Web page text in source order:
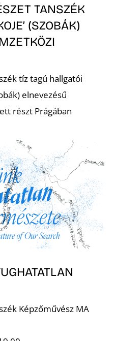
TANSZÉK
(SZOBÁK)
tíz tagú hallgatói
elnevezésű
részt Prágában
Képzőművész MA